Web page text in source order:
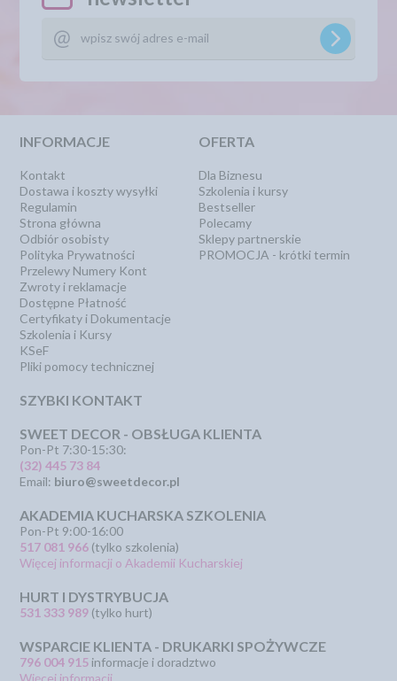
INFORMACJE
Kontakt
Dostawa i koszty wysyłki
Regulamin
Strona główna
Odbiór osobisty
Polityka Prywatności
Przelewy Numery Kont
Zwroty i reklamacje
Dostępne Płatność
Certyfikaty i Dokumentacje
Szkolenia i Kursy
KSeF
Pliki pomocy technicznej
OFERTA
Dla Biznesu
Szkolenia i kursy
Bestseller
Polecamy
Sklepy partnerskie
PROMOCJA - krótki termin
SZYBKI KONTAKT
SWEET DECOR - OBSŁUGA KLIENTA
Pon-Pt 7:30-15:30:
(32) 445 73 84
Email: biuro@sweetdecor.pl
AKADEMIA KUCHARSKA SZKOLENIA
Pon-Pt 9:00-16:00
517 081 966 (tylko szkolenia)
Więcej informacji o Akademii Kucharskiej
HURT I DYSTRYBUCJA
531 333 989 (tylko hurt)
WSPARCIE KLIENTA - DRUKARKI SPOŻYWCZE
796 004 915 informacje i doradztwo